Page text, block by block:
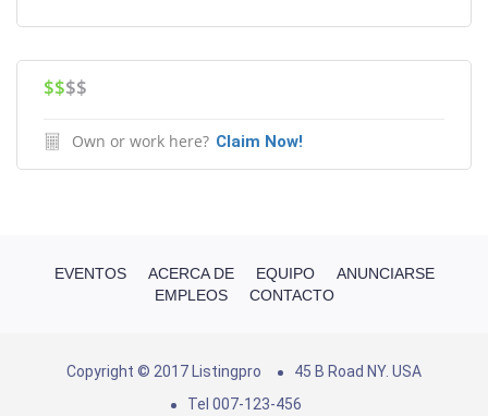
$$$$
Own or work here? Claim Now!
EVENTOS ACERCA DE EQUIPO
ANUNCIARSE
EMPLEOS
CONTACTO
Copyright © 2017 Listingpro
45 B Road NY. USA
Tel 007-123-456